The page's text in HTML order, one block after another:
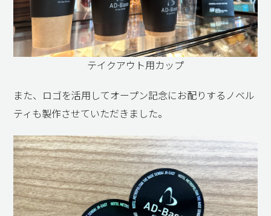
テイクアウト用カップ
また、ロゴを活用してオープン記念にお配りするノベル
ティも製作させていただきました。